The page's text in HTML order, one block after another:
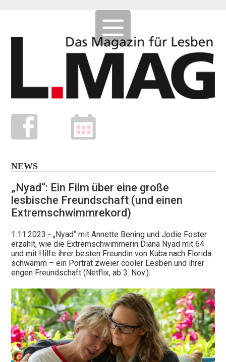
NEWS
„Nyad“: Ein Film über eine große
lesbische Freundschaft (und einen
Extremschwimmrekord)
1.11.2023 - „Nyad“ mit Annette Bening und Jodie Foster
erzählt, wie die Extremschwimmerin Diana Nyad mit 64
und mit Hilfe ihrer besten Freundin von Kuba nach Florida
schwamm – ein Porträt zweier cooler Lesben und ihrer
engen Freundschaft (Netflix, ab 3. Nov.).
Bleibt out und proud!
Nur mit euch, unseren Leser:innen und online-
Nutzer:innen, bekommen wir das hin! Helft uns, damit wir
diese Zeiten durchstehen, die in politischer wie finanzieller
Hinsicht nicht einfach sind. Journalismus, der nicht nur in
Social Media Bubbles stattfindet, unabhängig ist und
dialogbereit bleibt, hat es zunehmend schwer.